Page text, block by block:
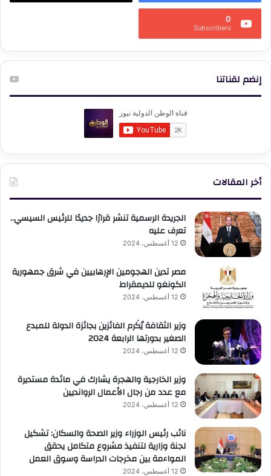
0
Subscribers
إنضم لقناتنا
أخر المقالات
الجريدة الرسمية تنشر قرارًا جديدًا للرئيس السيسي..
تعرف عليه
12 أغسطس، 2024
مصر تدين الهجومين الإرهابيين في شرق جمهورية
الكونغو للديمقراط
12 أغسطس، 2024
وزير الثقافة يُكَرم الفائزين بجائزة الدولة للمبدع
الصغير بدورتها الرابعة 2024
12 أغسطس، 2024
وزير الخارجية والهجرة يشارك في مائدة مستديرة
مع عدد من رجال الأعمال الروانديين
12 أغسطس، 2024
نائب رئيس الوزراء وزير الصحة والسكان: تشكيل
لجنة وزارية لتنفيذ مشروع متكامل يحقق
المواءمة بين مخرجات الدراسة وسوق العمل
12 أغسطس، 2024